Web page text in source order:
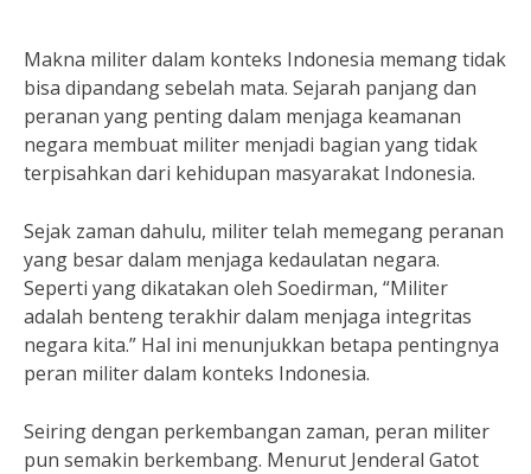
Makna militer dalam konteks Indonesia memang tidak
bisa dipandang sebelah mata. Sejarah panjang dan
peranan yang penting dalam menjaga keamanan
negara membuat militer menjadi bagian yang tidak
terpisahkan dari kehidupan masyarakat Indonesia.
Sejak zaman dahulu, militer telah memegang peranan
yang besar dalam menjaga kedaulatan negara.
Seperti yang dikatakan oleh Soedirman, “Militer
adalah benteng terakhir dalam menjaga integritas
negara kita.” Hal ini menunjukkan betapa pentingnya
peran militer dalam konteks Indonesia.
Seiring dengan perkembangan zaman, peran militer
pun semakin berkembang. Menurut Jenderal Gatot